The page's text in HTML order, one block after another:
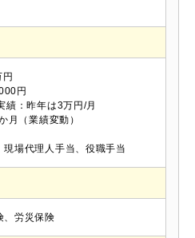
円
績：昨年は3万円/月
月（業績変動）
現場代理人手当、役職手当
、労災保険